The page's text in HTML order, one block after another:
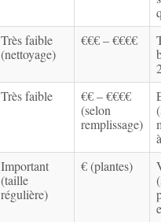
Très faible
(nettoyage)
€€€ – €€€€
Très faible
€€ – €€€€
(selon
remplissage)
Important
(taille
régulière)
€ (plantes)